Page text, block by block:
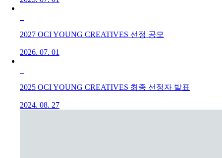
2027 OCI YOUNG CREATIVES 선정 공모
2026. 07. 01
2025 OCI YOUNG CREATIVES 최종 선정자 발표
2024. 08. 27